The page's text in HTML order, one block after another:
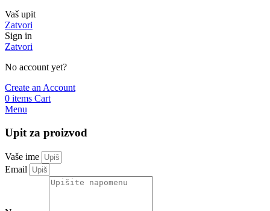
Vaš upit
Zatvori
Sign in
Zatvori
No account yet?
Create an Account
0 items Cart
Menu
Upit za proizvod
Vaše ime
Email